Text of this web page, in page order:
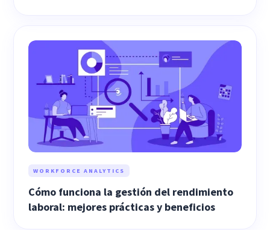
WORKFORCE ANALYTICS
Cómo funciona la gestión del rendimiento
laboral: mejores prácticas y beneficios